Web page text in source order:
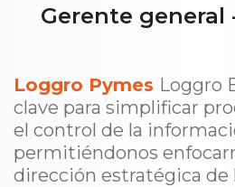
Gerente general
Loggro Pymes Loggro
clave para simplificar
el control de la
permitiéndonos
dirección estratégica de